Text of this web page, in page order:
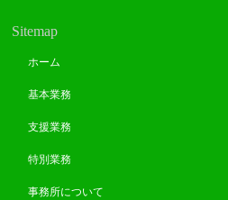
Sitemap
ホーム
基本業務
支援業務
特別業務
事務所について